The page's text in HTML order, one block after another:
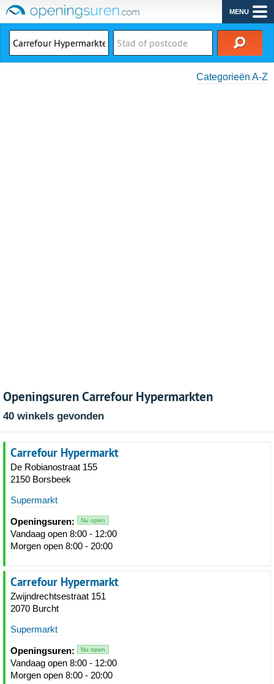
MENU
Categorieën A-Z
Openingsuren Carrefour Hypermarkten
40 winkels gevonden
Carrefour Hypermarkt
De Robianostraat 155
2150 Borsbeek
Supermarkt
Openingsuren: Nu open
Vandaag open 8:00 - 12:00
Morgen open 8:00 - 20:00
Carrefour Hypermarkt
Zwijndrechtsestraat 151
2070 Burcht
Supermarkt
Openingsuren: Nu open
Vandaag open 8:00 - 12:00
Morgen open 8:00 - 20:00